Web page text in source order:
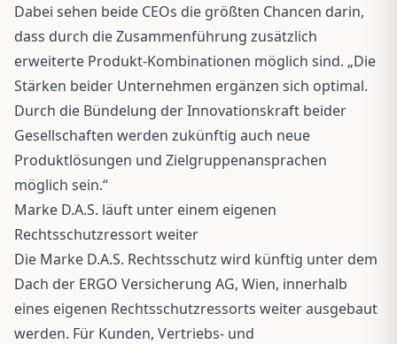
Dabei sehen beide CEOs die größten Chancen darin,
dass durch die Zusammenführung zusätzlich
erweiterte Produkt-Kombinationen möglich sind. „Die
Stärken beider Unternehmen ergänzen sich optimal.
Durch die Bündelung der Innovationskraft beider
Gesellschaften werden zukünftig auch neue
Produktlösungen und Zielgruppenansprachen
möglich sein.“
Marke D.A.S. läuft unter einem eigenen
Rechtsschutzressort weiter
Die Marke D.A.S. Rechtsschutz wird künftig unter dem
Dach der ERGO Versicherung AG, Wien, innerhalb
eines eigenen Rechtsschutzressorts weiter ausgebaut
werden. Für Kunden, Vertriebs- und